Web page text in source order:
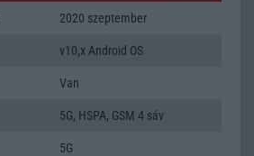
2020 szeptember
v10,x Android OS
Van
5G, HSPA, GSM 4 sáv
5G